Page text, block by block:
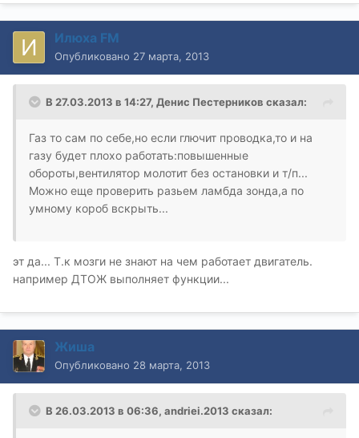
Илюха FM
Опубликовано 27 марта, 2013
В 27.03.2013 в 14:27, Денис Пестерников сказал:
Газ то сам по себе,но если глючит проводка,то и на
газу будет плохо работать:повышенные
обороты,вентилятор молотит без остановки и т/п...
Можно еще проверить разьем ламбда зонда,а по
умному короб вскрыть...
эт да... Т.к мозги не знают на чем работает двигатель.
например ДТОЖ выполняет функции...
Жиша
Опубликовано 28 марта, 2013
В 26.03.2013 в 06:36, andriei.2013 сказал: